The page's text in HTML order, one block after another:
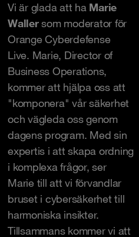
Vi är glada att ha Marie
Wallersom moderator för
Orange Cyberdefense
Live. Marie, Director of
Business Operations,
kommer att hjälpa oss att
"komponera" vår säkerhet
och vägleda oss genom
dagens program. Med sin
expertis i att skapa ordning
i komplexa frågor, ser
Marie till att vi förvandlar
bruset i cybersäkerhet till
harmoniska insikter.
Tillsammans kommer vi att